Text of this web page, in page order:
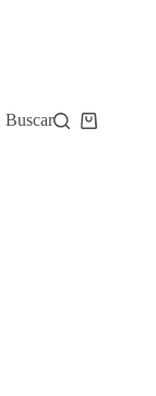
Buscar
Carro